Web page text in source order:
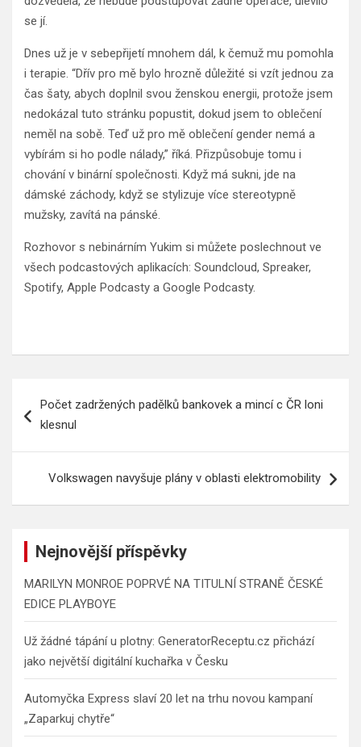
se jí.
Dnes už je v sebepřijetí mnohem dál, k čemuž mu pomohla
i terapie. “Dřív pro mě bylo hrozně důležité si vzít jednou za
čas šaty, abych doplnil svou ženskou energii, protože jsem
nedokázal tuto stránku popustit, dokud jsem to oblečení
neměl na sobě. Teď už pro mě oblečení gender nemá a
vybírám si ho podle nálady,” říká. Přizpůsobuje tomu i
chování v binární společnosti. Když má sukni, jde na
dámské záchody, když se stylizuje více stereotypně
mužsky, zavítá na pánské.
Rozhovor s nebinárním Yukim si můžete poslechnout ve
všech podcastových aplikacích: Soundcloud, Spreaker,
Spotify, Apple Podcasty a Google Podcasty.
proPočet zadržených padělků bankovek a mincí c ČR loni
klesnul
Volkswagen navyšuje plány v oblasti elektromobility
Nejnovější příspěvky
MARILYN MONROE POPRVÉ NA TITULNÍ STRANĚ ČESKÉ
EDICE PLAYBOYE
Už žádné tápání u plotny: GeneratorReceptu.cz přichází
jako největší digitální kuchařka v Česku
Automyčka Express slaví 20 let na trhu novou kampaní
„Zaparkuj chytře“